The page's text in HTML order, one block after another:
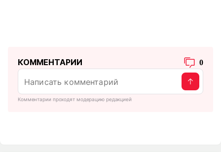
КОММЕНТАРИИ 0
Комментарии проходят модерацию редакцией